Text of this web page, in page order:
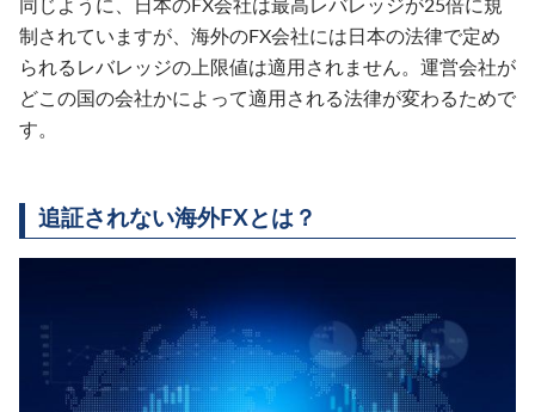
同じように、日本のFX会社は最高レバレッジが25倍に規
制されていますが、海外のFX会社には日本の法律で定め
られるレバレッジの上限値は適用されません。運営会社が
どこの国の会社かによって適用される法律が変わるためで
す。
追証されない海外FXとは？